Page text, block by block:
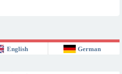
English German